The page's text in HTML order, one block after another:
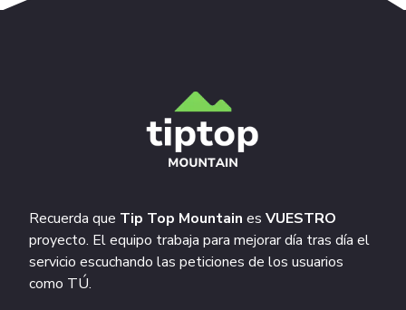
Recuerda que Tip Top Mountain es VUESTRO
proyecto. El equipo trabaja para mejorar día tras día el
servicio escuchando las peticiones de los usuarios
como TÚ.